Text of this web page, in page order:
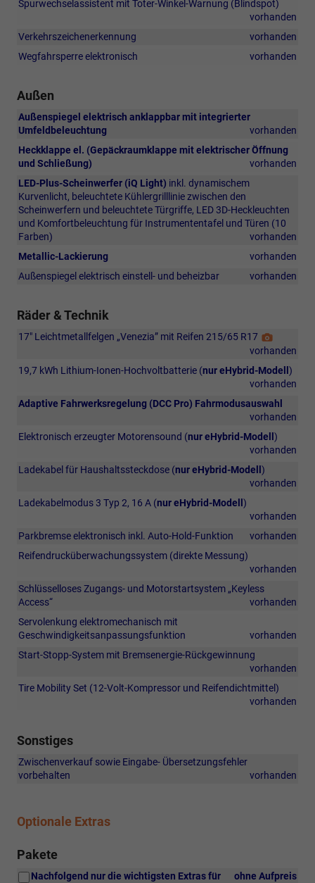
Spurwechselassistent mit Toter-Winkel-Warnung (Blindspot)
vorhanden
Verkehrszeichenerkennung
vorhanden
Wegfahrsperre elektronisch
vorhanden
Außen
Außenspiegel elektrisch anklappbar mit integrierter
Umfeldbeleuchtung
vorhanden
Heckklappe el. (Gepäckraumklappe mit elektrischer Öffnung
und Schließung)
vorhanden
LED-Plus-Scheinwerfer (iQ Light) inkl. dynamischem
Kurvenlicht, beleuchtete Kühlergrilllinie zwischen den
Scheinwerfern und beleuchtete Türgriffe, LED 3D-Heckleuchten
und Komfortbeleuchtung für Instrumententafel und Türen (10
Farben)
vorhanden
Metallic-Lackierung
vorhanden
Außenspiegel elektrisch einstell- und beheizbar
vorhanden
Räder & Technik
17" Leichtmetallfelgen „Venezia” mit Reifen 215/65 R17
Foto
vorhanden
19,7 kWh Lithium-Ionen-Hochvoltbatterie (nur eHybrid-Modell )
vorhanden
Adaptive Fahrwerksregelung (DCC Pro) Fahrmodusauswahl
vorhanden
Elektronisch erzeugter Motorensound (nur eHybrid-Modell )
vorhanden
Ladekabel für Haushaltssteckdose (nur eHybrid-Modell )
vorhanden
Ladekabelmodus 3 Typ 2, 16 A (nur eHybrid-Modell )
vorhanden
Parkbremse elektronisch inkl. Auto-Hold-Funktion
vorhanden
Reifendrucküberwachungssystem (direkte Messung)
vorhanden
Schlüsselloses Zugangs- und Motorstartsystem „Keyless
Access“
vorhanden
Servolenkung elektromechanisch mit
Geschwindigkeitsanpassungsfunktion
vorhanden
Start-Stopp-System mit Bremsenergie-Rückgewinnung
vorhanden
Tire Mobility Set (12-Volt-Kompressor und Reifendichtmittel)
vorhanden
Sonstiges
Zwischenverkauf sowie Eingabe- Übersetzungsfehler
vorbehalten
vorhanden
Optionale Extras
Pakete
ohne Aufpreis
Nachfolgend nur die wichtigsten Extras für